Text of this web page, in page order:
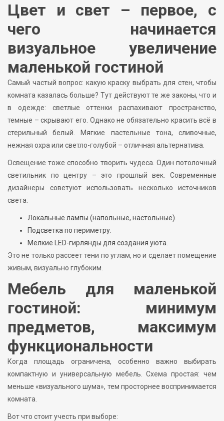
Цвет и свет – первое, с
чего начинается
визуальное увеличение
маленькой гостиной
Самый частый вопрос: какую краску выбрать для стен, чтобы
комната казалась больше? Тут действуют те же законы, что и
в одежде: светлые оттенки распахивают пространство,
темные – скрывают его. Однако не обязательно красить всё в
стерильный белый. Мягкие пастельные тона, сливочные,
нежная охра или светло-голубой – отличная альтернатива.
Освещение тоже способно творить чудеса. Один потолочный
светильник по центру – это прошлый век. Современные
дизайнеры советуют использовать несколько источников
света:
Локальные лампы (напольные, настольные).
Подсветка по периметру.
Мелкие LED-гирлянды для создания уюта.
Это не только рассеет тени по углам, но и сделает помещение
живым, визуально глубоким.
Мебель для маленькой
гостиной: минимум
предметов, максимум
функциональности
Когда площадь ограничена, особенно важно выбирать
компактную и универсальную мебель. Схема простая: чем
меньше «визуального шума», тем просторнее воспринимается
комната.
Вот что стоит учесть при выборе: